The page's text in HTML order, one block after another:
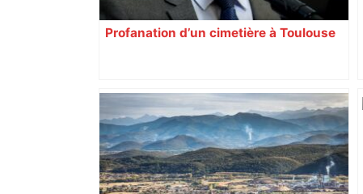
Profanation d’un cimetière à Toulouse